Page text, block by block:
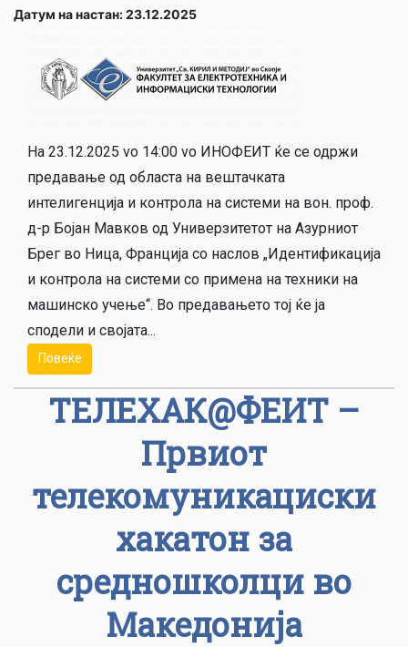
Датум на настан: 23.12.2025
На 23.12.2025 vo 14:00 vo ИНОФЕИТ ќе се одржи
предавање од областа на вештачката
интелигенција и контрола на системи на вон. проф.
д-р Бојан Мавков од Универзитетот на Азурниот
Брег во Ница, Франција со наслов „Идентификација
и контрола на системи со примена на техники на
машинско учење“. Во предавањето тој ќе ја
сподели и својата...
Повеќе
ТЕЛЕХАК@ФЕИТ –
Првиот
телекомуникациски
хакатон за
средношколци во
Македонија